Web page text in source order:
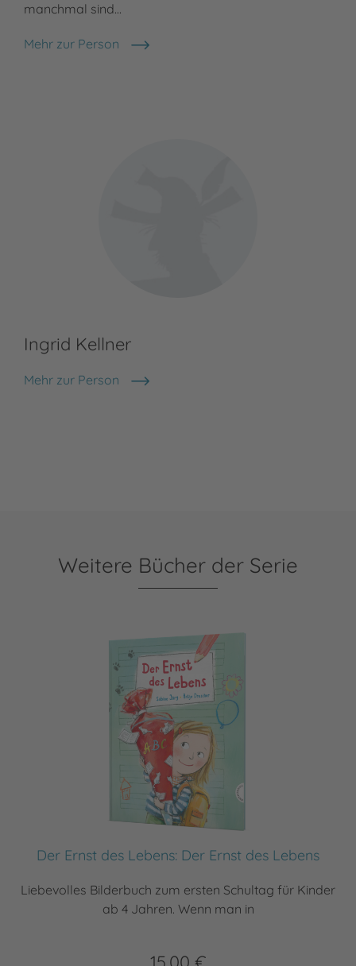
manchmal sind…
Mehr zur Person
Sabine Jörg
Ingrid Kellner
Mehr zur Person
Ingrid Kellner
Weitere Bücher der Serie
Der Ernst des Lebens: Der Ernst des Lebens
Liebevolles Bilderbuch zum ersten Schultag für Kinder
ab 4 Jahren. Wenn man in